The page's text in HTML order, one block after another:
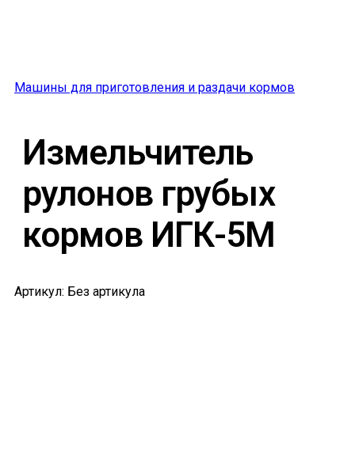
Машины для приготовления и раздачи кормов
Измельчитель
рулонов грубых
кормов ИГК-5М
Артикул: Без артикула